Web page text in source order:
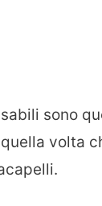
sono
volta